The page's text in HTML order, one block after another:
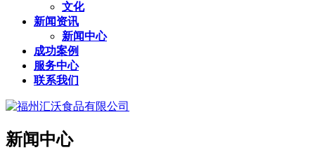
文化
新闻资讯
新闻中心
成功案例
服务中心
联系我们
新闻中心